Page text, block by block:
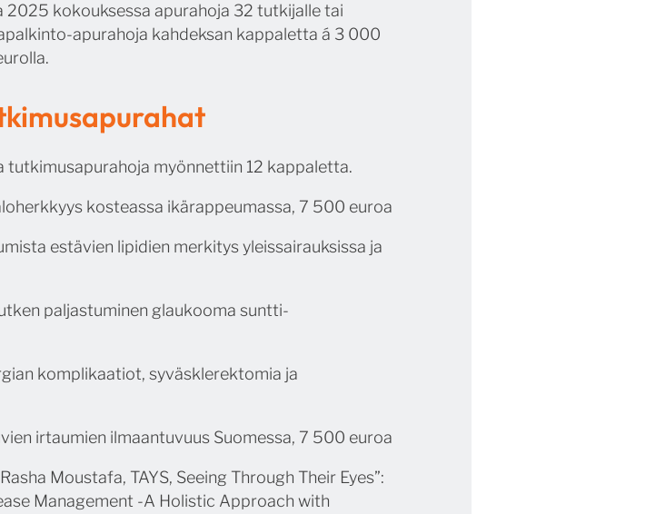
kokouksessa apurahoja 32 tutkijalle tai
apurahoja kahdeksan kappaletta á 3 000
myönnettiin 12 kappaletta.
kosteassa ikärappeumassa, 7 500 euroa
estävien lipidien merkitys yleissairauksissa ja
paljastuminen glaukooma suntti-
komplikaatiot, syväsklerektomia ja
irtaumien ilmaantuvuus Suomessa, 7 500 euroa
Moustafa, TAYS, Seeing Through Their Eyes”:
Management -A Holistic Approach with